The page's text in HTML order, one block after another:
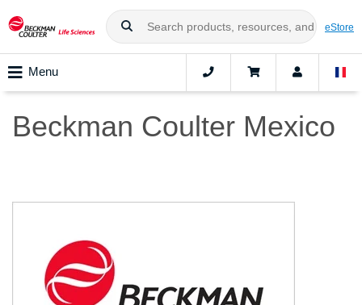
eStore
Menu
Beckman Coulter Mexico